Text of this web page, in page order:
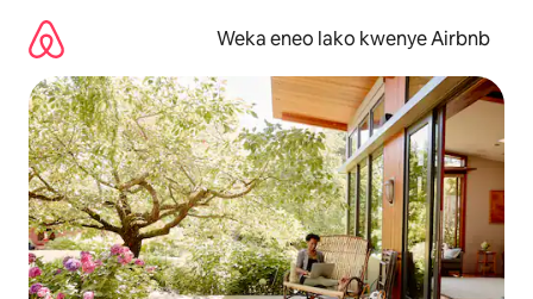
kwenda
kwenye
maudhui
Weka eneo lako kwenye Airbnb